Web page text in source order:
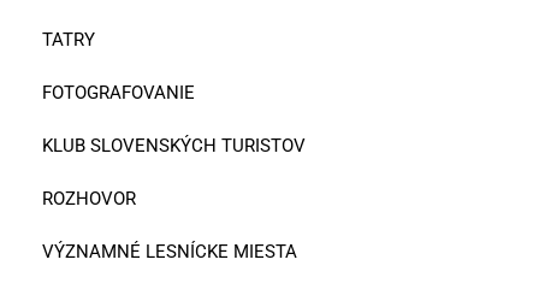
TATRY
FOTOGRAFOVANIE
KLUB SLOVENSKÝCH TURISTOV
ROZHOVOR
VÝZNAMNÉ LESNÍCKE MIESTA